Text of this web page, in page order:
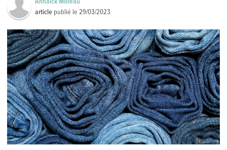
article publié le29/03/2023